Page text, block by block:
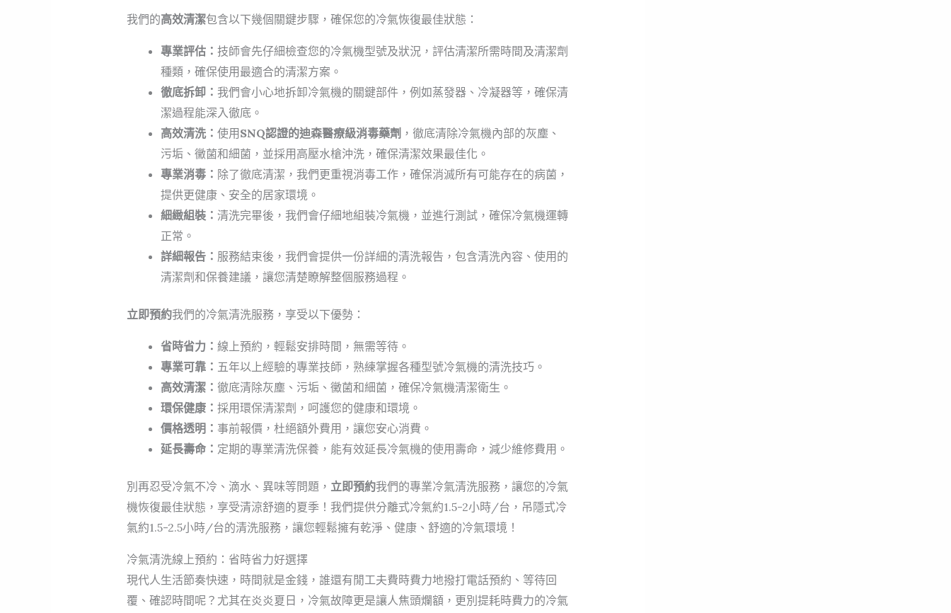
我們的高效清潔包含以下幾個關鍵步驟，確保您的冷氣恢復最佳狀態：
專業評估： 技師會先仔細檢查您的冷氣機型號及狀況，評估清潔所需時間及清潔劑
種類，確保使用最適合的清潔方案。
徹底拆卸： 我們會小心地拆卸冷氣機的關鍵部件，例如蒸發器、冷凝器等，確保清
潔過程能深入徹底。
高效清洗： 使用 SNQ認證的迪森醫療級消毒藥劑 ，徹底清除冷氣機內部的灰塵、
污垢、黴菌和細菌，並採用高壓水槍沖洗，確保清潔效果最佳化。
專業消毒： 除了徹底清潔，我們更重視消毒工作，確保消滅所有可能存在的病菌，
提供更健康、安全的居家環境。
細緻組裝： 清洗完畢後，我們會仔細地組裝冷氣機，並進行測試，確保冷氣機運轉
正常。
詳細報告： 服務結束後，我們會提供一份詳細的清洗報告，包含清洗內容、使用的
清潔劑和保養建議，讓您清楚瞭解整個服務過程。
立即預約我們的冷氣清洗服務，享受以下優勢：
省時省力： 線上預約，輕鬆安排時間，無需等待。
專業可靠： 五年以上經驗的專業技師，熟練掌握各種型號冷氣機的清洗技巧。
高效清潔： 徹底清除灰塵、污垢、黴菌和細菌，確保冷氣機清潔衛生。
環保健康： 採用環保清潔劑，呵護您的健康和環境。
價格透明： 事前報價，杜絕額外費用，讓您安心消費。
延長壽命： 定期的專業清洗保養，能有效延長冷氣機的使用壽命，減少維修費用。
別再忍受冷氣不冷、滴水、異味等問題， 立即預約我們的專業冷氣清洗服務，讓您的冷氣
機恢復最佳狀態，享受清涼舒適的夏季！我們提供分離式冷氣約1.5-2小時/台，吊隱式冷
氣約1.5-2.5小時/台的清洗服務，讓您輕鬆擁有乾淨、健康、舒適的冷氣環境！
冷氣清洗線上預約：省時省力好選擇
現代人生活節奏快速，時間就是金錢，誰還有閒工夫費時費力地撥打電話預約、等待回
覆、確認時間呢？尤其在炎炎夏日，冷氣故障更是讓人焦頭爛額，更別提耗時費力的冷氣